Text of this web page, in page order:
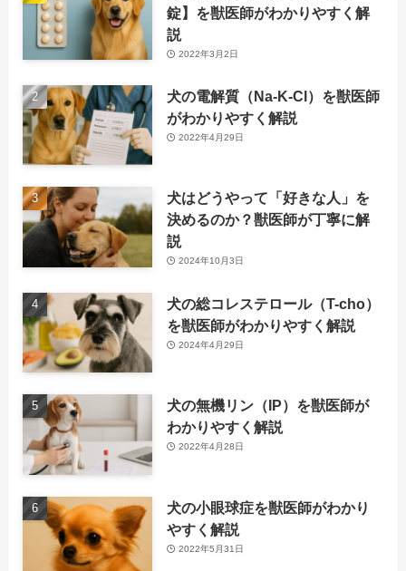
錠】を獣医師がわかりやすく解
説
2022年3月2日
犬の電解質（Na-K-Cl）を獣医師
がわかりやすく解説
2022年4月29日
犬はどうやって「好きな人」を
決めるのか？獣医師が丁寧に解
説
2024年10月3日
犬の総コレステロール（T-cho）
を獣医師がわかりやすく解説
2024年4月29日
犬の無機リン（IP）を獣医師が
わかりやすく解説
2022年4月28日
犬の小眼球症を獣医師がわかり
やすく解説
2022年5月31日